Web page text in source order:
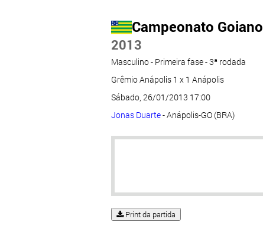
Campeonato Goiano
2013
Masculino - Primeira fase - 3ª rodada
Grêmio Anápolis 1 x 1 Anápolis
Sábado, 26/01/2013 17:00
Jonas Duarte- Anápolis-GO (BRA)
Print da partida